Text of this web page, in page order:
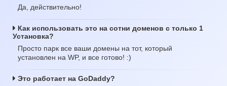
Да, действительно!
Как использовать это на сотни доменов с только 1
Установка?
Просто парк все ваши домены на тот, который
установлен на WP, и все готово! :)
Это работает на GoDaddy?